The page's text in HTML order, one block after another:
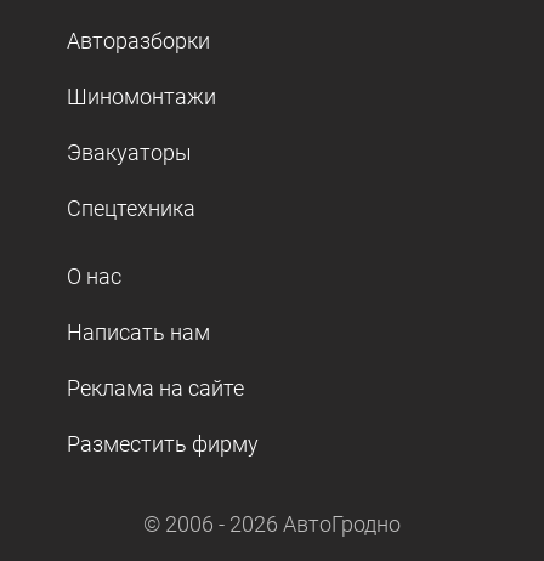
Авторазборки
Шиномонтажи
Эвакуаторы
Спецтехника
О нас
Написать нам
Реклама на сайте
Разместить фирму
© 2006 - 2026 АвтоГродно